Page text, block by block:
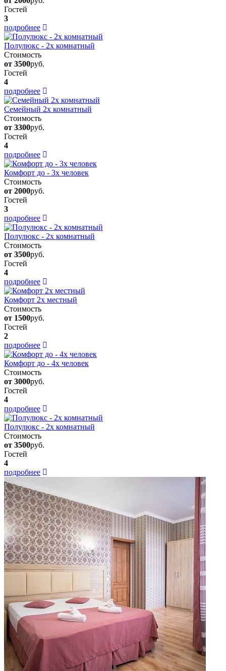
Гостей
3
подробнее
Полулюкс - 2х комнатный
Стоимость
от 3500руб.
Гостей
4
подробнее
Семейный 2х комнатный
Стоимость
от 3300руб.
Гостей
4
подробнее
Комфорт до - 3х человек
Стоимость
от 2000руб.
Гостей
3
подробнее
Полулюкс - 2х комнатный
Стоимость
от 3500руб.
Гостей
4
подробнее
Комфорт 2х местный
Стоимость
от 1500руб.
Гостей
2
подробнее
Комфорт до - 4х человек
Стоимость
от 3000руб.
Гостей
4
подробнее
Полулюкс - 2х комнатный
Стоимость
от 3500руб.
Гостей
4
подробнее